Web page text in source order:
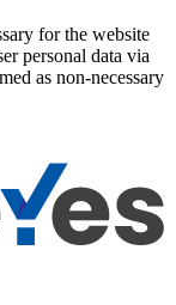
for the website
personal data via
as non-necessary